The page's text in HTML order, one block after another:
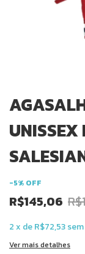
UNISSEX
-5% OFF
R$145,06
2x deR$72,53
Ver mais detalhes